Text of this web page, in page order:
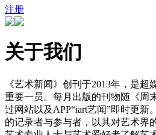
注册
关于我们
《艺术新闻》创刊于2013年，是
重要一员。每月出版的刊物随《周
过网站以及APP“iart艺闻”即时更新
的记录者与参与者，以其对艺术界